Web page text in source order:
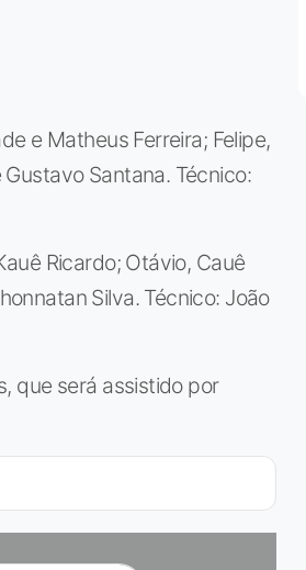
e Matheus Ferreira; Felipe,
Santana. Técnico:
Ricardo; Otávio, Cauê
Silva. Técnico: João
que será assistido por